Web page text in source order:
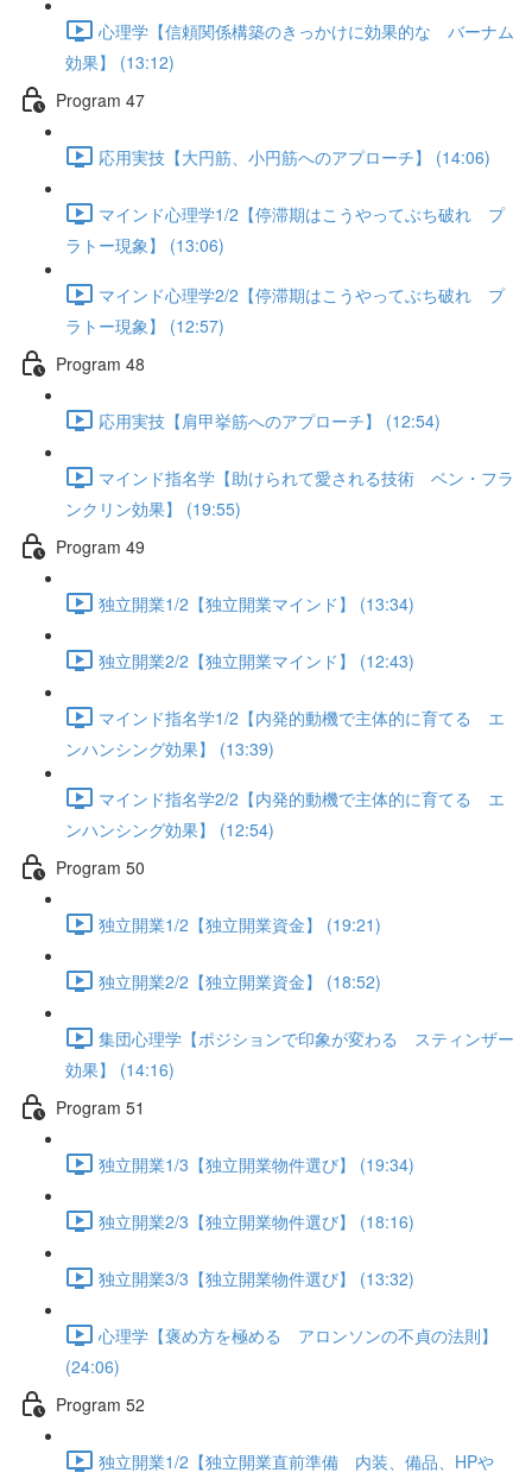
心理学【信頼関係構築のきっかけに効果的な バーナム
効果】 (13:12)
Program 47
応用実技【大円筋、小円筋へのアプローチ】 (14:06)
マインド心理学1/2【停滞期はこうやってぶち破れ プ
ラトー現象】 (13:06)
マインド心理学2/2【停滞期はこうやってぶち破れ プ
ラトー現象】 (12:57)
Program 48
応用実技【肩甲挙筋へのアプローチ】 (12:54)
マインド指名学【助けられて愛される技術 ベン・フラ
ンクリン効果】 (19:55)
Program 49
独立開業1/2【独立開業マインド】 (13:34)
独立開業2/2【独立開業マインド】 (12:43)
マインド指名学1/2【内発的動機で主体的に育てる エ
ンハンシング効果】 (13:39)
マインド指名学2/2【内発的動機で主体的に育てる エ
ンハンシング効果】 (12:54)
Program 50
独立開業1/2【独立開業資金】 (19:21)
独立開業2/2【独立開業資金】 (18:52)
集団心理学【ポジションで印象が変わる スティンザー
効果】 (14:16)
Program 51
独立開業1/3【独立開業物件選び】 (19:34)
独立開業2/3【独立開業物件選び】 (18:16)
独立開業3/3【独立開業物件選び】 (13:32)
心理学【褒め方を極める アロンソンの不貞の法則】
(24:06)
Program 52
独立開業1/2【独立開業直前準備 内装、備品、HPや